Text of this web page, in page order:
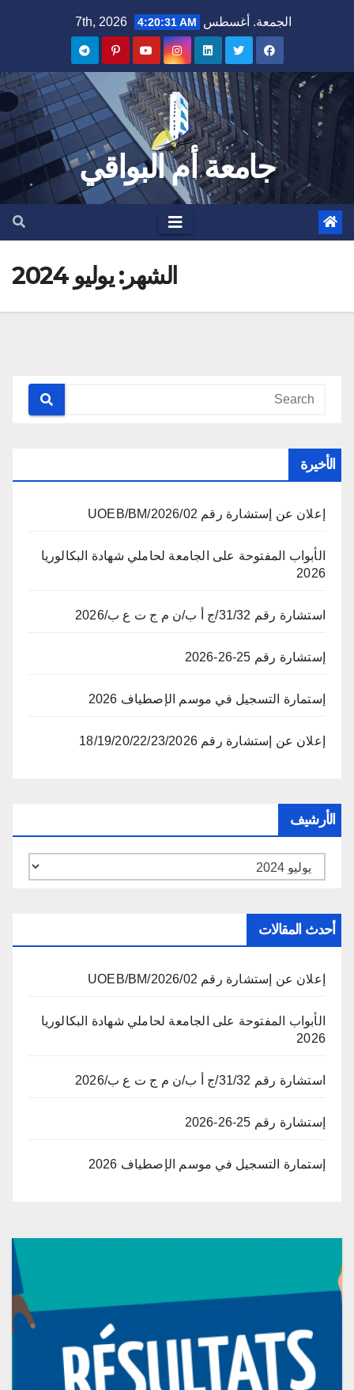
الجمعة. أغسطس 7th, 2026 4:20:32 AM
جامعة أم البواقي
الشهر:يوليو 2024
الأخيرة
إعلان عن إستشارة رقم 02/UOEB/BM/2026
الأبواب المفتوحة على الجامعة لحاملي شهادة البكالوريا
2026
استشارة رقم 31/32/ج أ ب/ن م ج ت ع ب/2026
إستشارة رقم 25-26-2026
إستمارة التسجيل في موسم الإصطياف 2026
إعلان عن إستشارة رقم 18/19/20/22/23/2026
الأرشيف
الأرشيف
أحدث المقالات
إعلان عن إستشارة رقم 02/UOEB/BM/2026
الأبواب المفتوحة على الجامعة لحاملي شهادة البكالوريا
2026
استشارة رقم 31/32/ج أ ب/ن م ج ت ع ب/2026
إستشارة رقم 25-26-2026
إستمارة التسجيل في موسم الإصطياف 2026